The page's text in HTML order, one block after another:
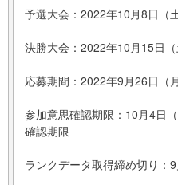
予選大会：2022年10月8日（
決勝大会：2022年10月15日
応募期間：2022年9月26日（
参加意思確認期限：10月4日
確認期限
ランクデータ取得締め切り：